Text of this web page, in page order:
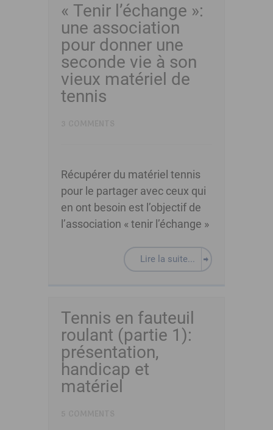
« Tenir l’échange »:
une association
pour donner une
seconde vie à son
vieux matériel de
tennis
Récupérer du matériel tennis
pour le partager avec ceux qui
en ont besoin est l’objectif de
l’association « tenir l’échange »
Lire la suite...
Tennis en fauteuil
roulant (partie 1):
présentation,
handicap et
matériel